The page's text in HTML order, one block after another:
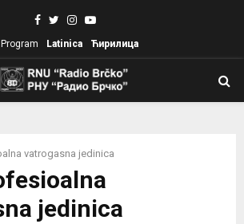
Facebook
TwitterInstagram
Youtube
Program Latinica Ћирилица
vatrogasna jedinica
jedinica